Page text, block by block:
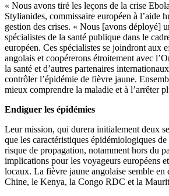
« Nous avons tiré les leçons de la crise
Stylianides, commissaire européen à l’aide
gestion des crises. « Nous [avons déployé]
spécialistes de la santé publique dans le
européen. Ces spécialistes se joindront aux
angolais et coopérerons étroitement avec
la santé et d’autres partenaires
contrôler l’épidémie de fièvre jaune.
mieux comprendre la maladie et à l’arrêter
Endiguer les épidémies
Leur mission, qui durera initialement deux
que les caractéristiques épidémiologiques
risque de propagation, notamment hors du
implications pour les voyageurs européens
locaux. La fièvre jaune angolaise semble en
Chine, le Kenya, la Congo RDC et la